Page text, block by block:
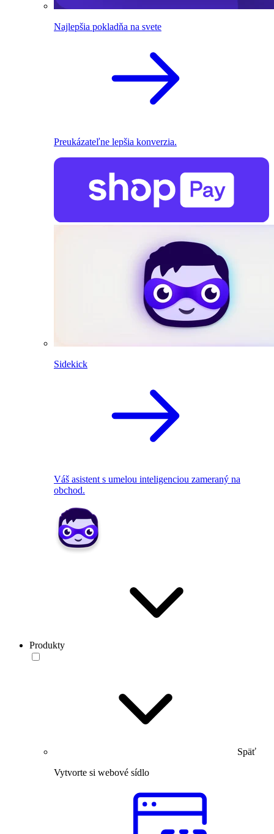
Najlepšia pokladňa na svete
Preukázateľne lepšia konverzia.
Sidekick
Váš asistent s umelou inteligenciou zameraný na
obchod.
Produkty
Späť
Vytvorte si webové sídlo